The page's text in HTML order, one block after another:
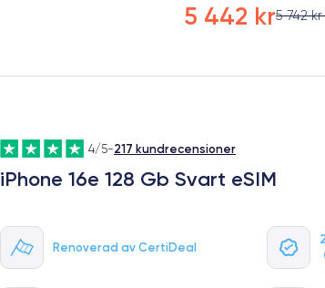
5 442 kr5 742
4/5-217 kundrecensioner
iPhone 16e 128 Gb Svart eSIM
Renoverad av CertiDeal